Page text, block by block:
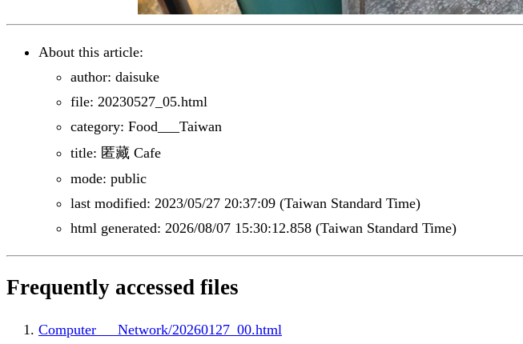
About this article:
author: daisuke
file: 20230527_05.html
category: Food___Taiwan
title: 匿藏 Cafe
mode: public
last modified: 2023/05/27 20:37:09 (Taiwan Standard Time)
html generated: 2026/08/07 15:30:12.858 (Taiwan Standard Time)
Frequently accessed files
Computer___Network/20260127_00.html